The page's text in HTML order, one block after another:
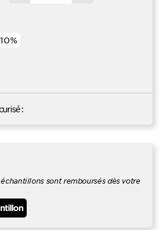
10%
:
sont remboursés dès votre